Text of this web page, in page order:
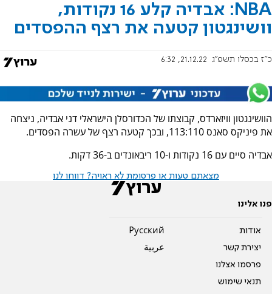
NBA: אבדיה קלע 16 נקודות,
וושינגטון קטעה את רצף ההפסדים
כ"ז בכסלו תשפ"ג 21.12.22, 6:32
הוושינגטון וויזארדס, קבוצתו של הכדורסלן הישראלי דני אבדיה, ניצחה
את פיניקס סאנס 113:110, ובכך קטעה רצף של עשרה הפסדים.
אבדיה סיים עם 16 נקודות ו-10 ריבאונדים ב-36 דקות.
מצאתם טעות או פרסומת לא ראויה? דווחו לנו
פנו אלינו
אודות
יצירת קשר
פרסמו אצלנו
תנאי שימוש
Pусский
عربية